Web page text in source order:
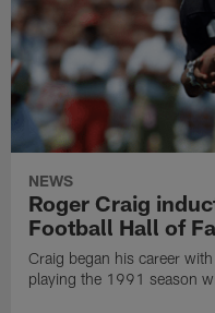
NEWS
Roger Craig
Football Hall of
Craig began his career
playing the 1991 season